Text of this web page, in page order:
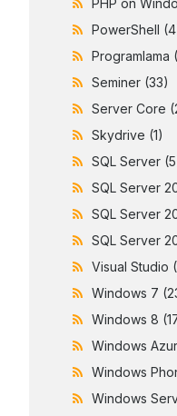
PHP on
PowerShell
Programlama
Seminer (33)
Server Core
Skydrive (1)
SQL Server
SQL Server
SQL Server
SQL Server
Visual Studio
Windows 7
Windows 8
Windows
Windows
Windows